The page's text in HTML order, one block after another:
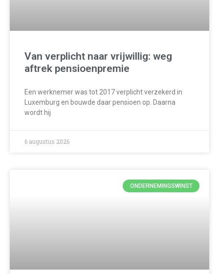
Van verplicht naar vrijwillig: weg
aftrek pensioenpremie
Een werknemer was tot 2017 verplicht verzekerd in
Luxemburg en bouwde daar pensioen op. Daarna
wordt hij
6 augustus 2026
ONDERNEMINGSWINST